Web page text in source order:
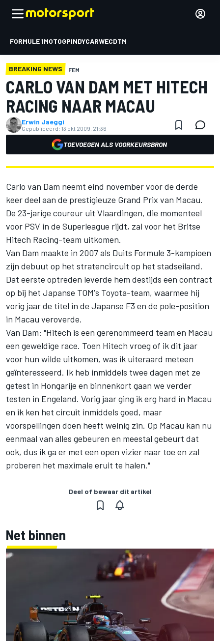
FORMULE 1MOTOGPINDYCARWECDTM
BREAKING NEWS FEM
CARLO VAN DAM MET HITECH
RACING NAAR MACAU
Erwin Jaeggi
Gepubliceerd: 13 okt 2009, 21:36
TOEVOEGEN ALS VOORKEURSBRON
Carlo van Dam neemt eind november voor de derde
keer deel aan de prestigieuze Grand Prix van Macau.
De 23-jarige coureur uit Vlaardingen, die momenteel
voor PSV in de Superleague rijdt, zal voor het Britse
Hitech Racing-team uitkomen.
Van Dam maakte in 2007 als Duits Formule 3-kampioen
zijn debuut op het stratencircuit op het stadseiland.
Dat eerste optreden leverde hem destijds een contract
op bij het Japanse TOM's Toyota-team, waarmee hij
vorig jaar de titel in de Japanse F3 en de pole-position
in Macau veroverde.
Van Dam: "Hitech is een gerenommeerd team en Macau
een geweldige race. Toen Hitech vroeg of ik dit jaar
voor hun wilde uitkomen, was ik uiteraard meteen
geïnteresseerd. Ik heb inmiddels twee dagen met ze
getest in Hongarije en binnenkort gaan we verder
testen in Engeland. Vorig jaar ging ik erg hard in Macau
en ik ken het circuit inmiddels goed, maar
voorspellingen doen heeft weinig zin. Op Macau kan nu
eenmaal van alles gebeuren en meestal gebeurt dat
ook, dus ik ga er met een open vizier naar toe en zal
proberen het maximale eruit te halen."
Deel of bewaar dit artikel
Net binnen